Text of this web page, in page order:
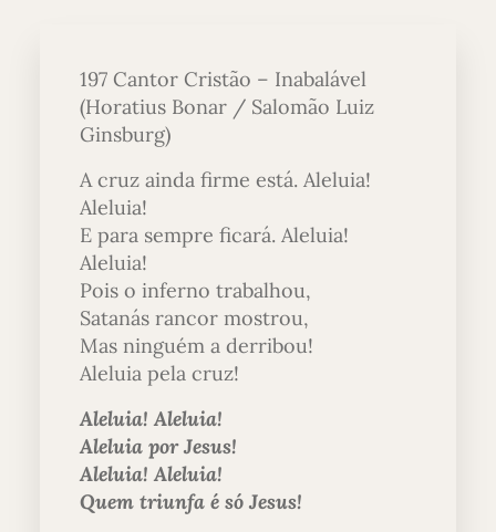
197 Cantor Cristão – Inabalável
(Horatius Bonar / Salomão Luiz
Ginsburg)
A cruz ainda firme está. Aleluia!
Aleluia!
E para sempre ficará. Aleluia!
Aleluia!
Pois o inferno trabalhou,
Satanás rancor mostrou,
Mas ninguém a derribou!
Aleluia pela cruz!
Aleluia! Aleluia!
Aleluia por Jesus!
Aleluia! Aleluia!
Quem triunfa é só Jesus!